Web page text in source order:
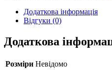
Додаткова інформація
Відгуки (0)
Додаткова
Розміри Невідомо